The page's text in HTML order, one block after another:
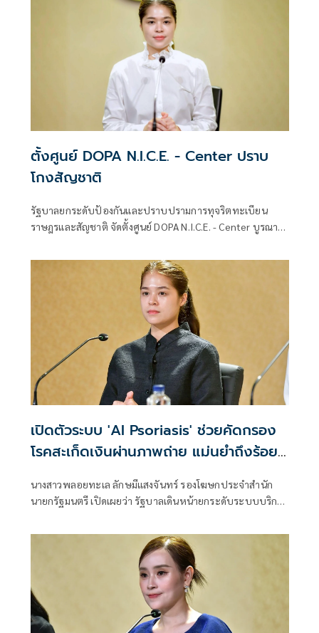
ตั้งศูนย์ DOPA N.I.C.E. - Center ปราบ
โกงสัญชาติ
รัฐบาลยกระดับป้องกันและปราบปรามการทุจริตทะเบียน
ราษฎรและสัญชาติ จัดตั้งศูนย์ DOPA N.I.C.E. - Center บูรณา
เปิดตัวระบบ 'AI Psoriasis' ช่วยคัดกรอง
โรคสะเก็ดเงินผ่านภาพถ่าย แม่นยำถึงร้อย
นางสาวพลอยทะเล ลักษมีแสงจันทร์ รองโฆษกประจำสำนัก
นายกรัฐมนตรี เปิดเผยว่า รัฐบาลเดินหน้ายกระดับระบบบริการ